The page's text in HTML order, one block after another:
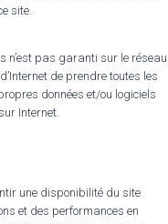
site.
n’est pas garanti sur le réseau
de prendre toutes les
données et/ou logiciels
Internet.
une disponibilité du site
et des performances en